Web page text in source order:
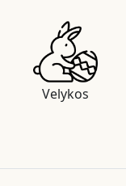
Velykos